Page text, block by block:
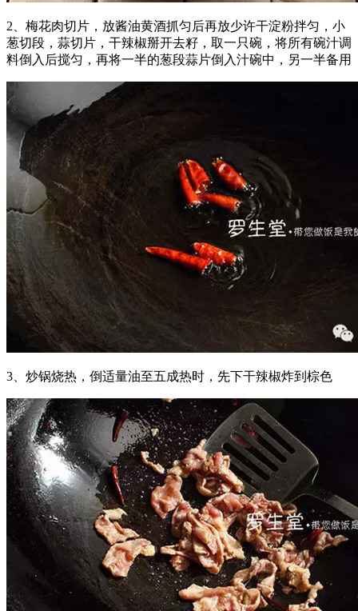
2、梅花肉切片，放酱油黄酒抓匀后再放少许干淀粉拌匀，小
葱切段，蒜切片，干辣椒掰开去籽，取一只碗，将所有碗汁调
料倒入后搅匀，再将一半的葱段蒜片倒入汁碗中，另一半备用
3、炒锅烧热，倒适量油至五成热时，先下干辣椒炸到棕色